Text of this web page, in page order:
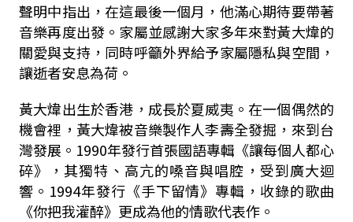
聲明中指出，在這最後一個月，他滿心期待要帶著
音樂再度出發。家屬並感謝大家多年來對黃大煒的
關愛與支持，同時呼籲外界給予家屬隱私與空間，
讓逝者安息為荷。
黃大煒出生於香港，成長於夏威夷。在一個偶然的
機會裡，黃大煒被音樂製作人李壽全發掘，來到台
灣發展。1990年發行首張國語專輯《讓每個人都心
碎》，其獨特、高亢的嗓音與唱腔，受到廣大迴
響。1994年發行《手下留情》專輯，收錄的歌曲
《你把我灌醉》更成為他的情歌代表作。